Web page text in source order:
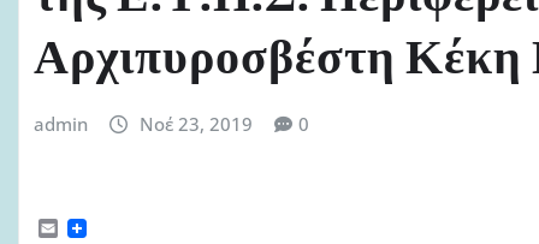
Αρχιπυροσβέστη
admin Νοέ 23, 2019 0
E